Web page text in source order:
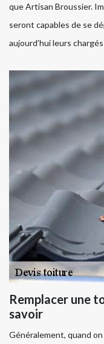
que Artisan Broussier.
seront capables de se
aujourd’hui leurs
Remplacer une
savoir
Généralement, quand